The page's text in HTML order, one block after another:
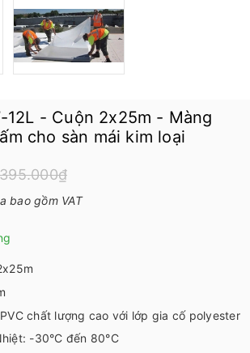
12L - Cuộn 2x25m - Màng
cho sàn mái kim loại
395.000₫
bao gồm VAT
chất lượng cao với lớp gia cố polyester
-30°C đến 80°C